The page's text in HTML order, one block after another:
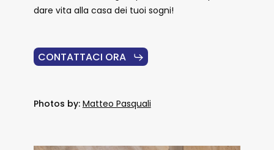
dare vita alla casa dei tuoi sogni!
CONTATTACI ORA
Photos by: Matteo Pasquali